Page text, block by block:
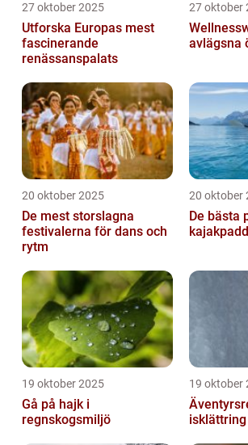
27 oktober 2025
Utforska Europas mest
fascinerande
renässanspalats
27 oktober
avlägsna
20 oktober 2025
De mest storslagna
festivalerna för dans och
rytm
20 oktober
De bästa
19 oktober 2025
Gå på hajk i
regnskogsmiljö
19 oktober